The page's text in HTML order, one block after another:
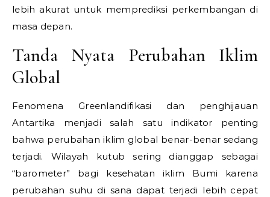
lebih akurat untuk memprediksi perkembangan di
masa depan.
Tanda Nyata Perubahan Iklim
Global
Fenomena Greenlandifikasi dan penghijauan
Antartika menjadi salah satu indikator penting
bahwa perubahan iklim global benar-benar sedang
terjadi. Wilayah kutub sering dianggap sebagai
“barometer” bagi kesehatan iklim Bumi karena
perubahan suhu di sana dapat terjadi lebih cepat